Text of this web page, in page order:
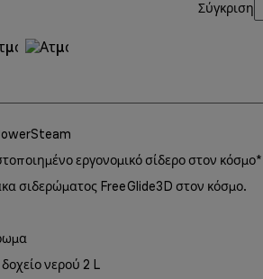
Σύγκριση
εργονομικό σίδερο στον κόσμο*
σιδερώματος FreeGlide3D στον κόσμο.
νερού 2 L